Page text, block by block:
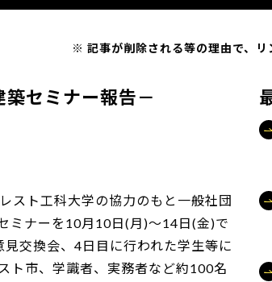
記事が削除される等の理由で、リ
セミナー報告－
スト工科大学の協力のもと一般社団
ミナーを10月10日(月)～14日(金)で
交換会、4日目に行われた学生等に
ト市、学識者、実務者など約100名